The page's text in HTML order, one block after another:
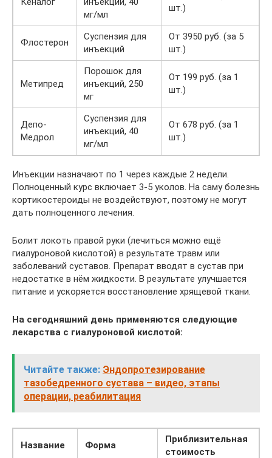
мг/мл
шт.)
Флостерон
Суспензия для
инъекций
От 3950 руб. (за 5
шт.)
Метипред
Порошок для
инъекций, 250
мг
От 199 руб. (за 1
шт.)
Депо-
Медрол
Суспензия для
инъекций, 40
мг/мл
От 678 руб. (за 1
шт.)
Инъекции назначают по 1 через каждые 2 недели.
Полноценный курс включает 3-5 уколов. На саму болезнь
кортикостероиды не воздействуют, поэтому не могут
дать полноценного лечения.
Болит локоть правой руки (лечиться можно ещё
гиалуроновой кислотой) в результате травм или
заболеваний суставов. Препарат вводят в сустав при
недостатке в нём жидкости. В результате улучшается
питание и ускоряется восстановление хрящевой ткани.
На сегодняшний день применяются следующие
лекарства с гиалуроновой кислотой:
Читайте также: Эндопротезирование
тазобедренного сустава – видео, этапы
операции, реабилитация
Название Форма
Приблизительная
стоимость